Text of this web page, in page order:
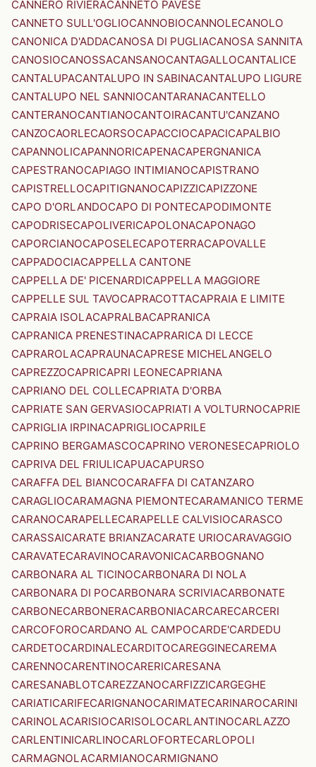
CANNERO RIVIERACANNETO PAVESE
CANNETO SULL'OGLIOCANNOBIOCANNOLECANOLO
CANONICA D'ADDACANOSA DI PUGLIACANOSA SANNITA
CANOSIOCANOSSACANSANOCANTAGALLOCANTALICE
CANTALUPACANTALUPO IN SABINACANTALUPO LIGURE
CANTALUPO NEL SANNIOCANTARANACANTELLO
CANTERANOCANTIANOCANTOIRACANTU'CANZANO
CANZOCAORLECAORSOCAPACCIOCAPACICAPALBIO
CAPANNOLICAPANNORICAPENACAPERGNANICA
CAPESTRANOCAPIAGO INTIMIANOCAPISTRANO
CAPISTRELLOCAPITIGNANOCAPIZZICAPIZZONE
CAPO D'ORLANDOCAPO DI PONTECAPODIMONTE
CAPODRISECAPOLIVERICAPOLONACAPONAGO
CAPORCIANOCAPOSELECAPOTERRACAPOVALLE
CAPPADOCIACAPPELLA CANTONE
CAPPELLA DE' PICENARDICAPPELLA MAGGIORE
CAPPELLE SUL TAVOCAPRACOTTACAPRAIA E LIMITE
CAPRAIA ISOLACAPRALBACAPRANICA
CAPRANICA PRENESTINACAPRARICA DI LECCE
CAPRAROLACAPRAUNACAPRESE MICHELANGELO
CAPREZZOCAPRICAPRI LEONECAPRIANA
CAPRIANO DEL COLLECAPRIATA D'ORBA
CAPRIATE SAN GERVASIOCAPRIATI A VOLTURNOCAPRIE
CAPRIGLIA IRPINACAPRIGLIOCAPRILE
CAPRINO BERGAMASCOCAPRINO VERONESECAPRIOLO
CAPRIVA DEL FRIULICAPUACAPURSO
CARAFFA DEL BIANCOCARAFFA DI CATANZARO
CARAGLIOCARAMAGNA PIEMONTECARAMANICO TERME
CARANOCARAPELLECARAPELLE CALVISIOCARASCO
CARASSAICARATE BRIANZACARATE URIOCARAVAGGIO
CARAVATECARAVINOCARAVONICACARBOGNANO
CARBONARA AL TICINOCARBONARA DI NOLA
CARBONARA DI POCARBONARA SCRIVIACARBONATE
CARBONECARBONERACARBONIACARCARECARCERI
CARCOFOROCARDANO AL CAMPOCARDE'CARDEDU
CARDETOCARDINALECARDITOCAREGGINECAREMA
CARENNOCARENTINOCARERICARESANA
CARESANABLOTCAREZZANOCARFIZZICARGEGHE
CARIATICARIFECARIGNANOCARIMATECARINAROCARINI
CARINOLACARISIOCARISOLOCARLANTINOCARLAZZO
CARLENTINICARLINOCARLOFORTECARLOPOLI
CARMAGNOLACARMIANOCARMIGNANO